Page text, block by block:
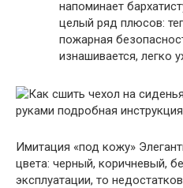
напоминает
целый ряд плюсов:
пожарная
изнашивается, легко
Имитация «под кожу»
цвета: черный, коричневый,
эксплуатации, то